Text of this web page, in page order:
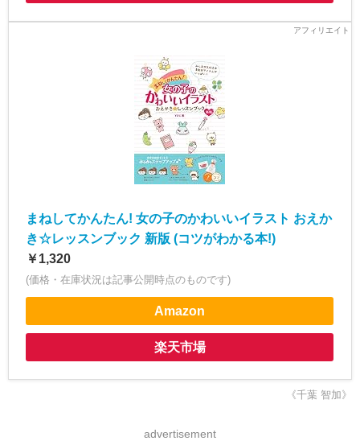
まねしてかんたん! 女の子のかわいいイラスト おえか
き☆レッスンブック 新版 (コツがわかる本!)
￥1,320
(価格・在庫状況は記事公開時点のものです)
Amazon
楽天市場
《千葉 智加》
advertisement